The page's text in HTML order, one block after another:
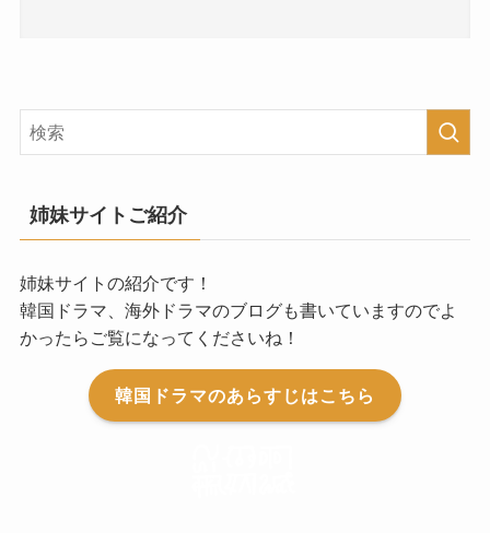
姉妹サイトご紹介
姉妹サイトの紹介です！
韓国ドラマ、海外ドラマのブログも書いていますのでよ
かったらご覧になってくださいね！
韓国ドラマのあらすじはこちら